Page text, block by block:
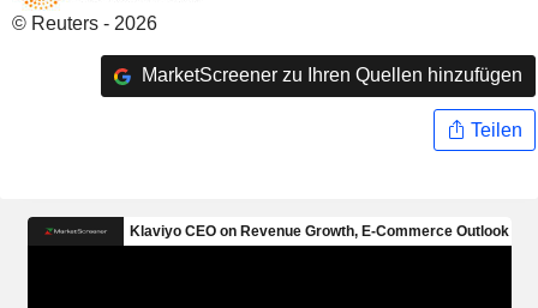
© Reuters - 2026
MarketScreener zu Ihren Quellen hinzufügen
Teilen